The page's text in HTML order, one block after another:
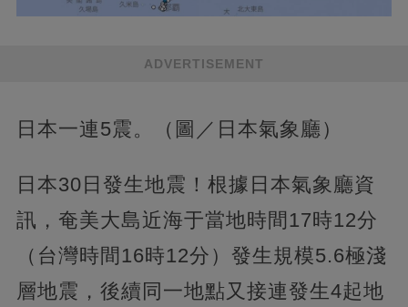
ADVERTISEMENT
日本一連5震。（圖／日本氣象廳）
日本30日發生地震！根據日本氣象廳資
訊，奄美大島近海于當地時間17時12分
（台灣時間16時12分）發生規模5.6極淺
層地震，後續同一地點又接連發生4起地